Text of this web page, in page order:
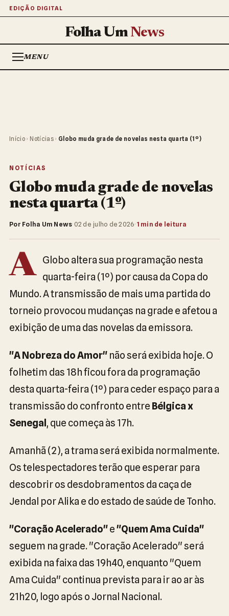
EDIÇÃO DIGITAL
Folha UmNews
MENU
Início › Notícias › Globo muda grade de novelas nesta quarta (1º)
NOTÍCIAS
Globo muda grade de novelas
nesta quarta (1º)
Por Folha Um News·02 de julho de 2026· 1 min de leitura
A Globo altera sua programação nesta
quarta-feira (1º) por causa da Copa do
Mundo. A transmissão de mais uma partida do
torneio provocou mudanças na grade e afetou a
exibição de uma das novelas da emissora.
"A Nobreza do Amor" não será exibida hoje. O
folhetim das 18h ficou fora da programação
desta quarta-feira (1º) para ceder espaço para a
transmissão do confronto entre Bélgica x
Senegal , que começa às 17h.
Amanhã (2), a trama será exibida normalmente.
Os telespectadores terão que esperar para
descobrir os desdobramentos da caça de
Jendal por Alika e do estado de saúde de Tonho.
"Coração Acelerado"e"Quem Ama Cuida"
seguem na grade. "Coração Acelerado" será
exibida na faixa das 19h40, enquanto "Quem
Ama Cuida" continua prevista para ir ao ar às
21h20, logo após o Jornal Nacional.